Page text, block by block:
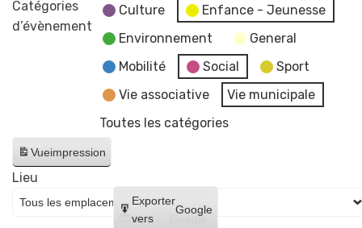
Catégories
d’évènement
Culture
Enfance - Jeunesse
Environnement
General
Mobilité
Social
Sport
Vie associative
Vie municipale
Toutes les catégories
Vueimpression
Créer
un
Google
Exporter
vers
Google
Lieu